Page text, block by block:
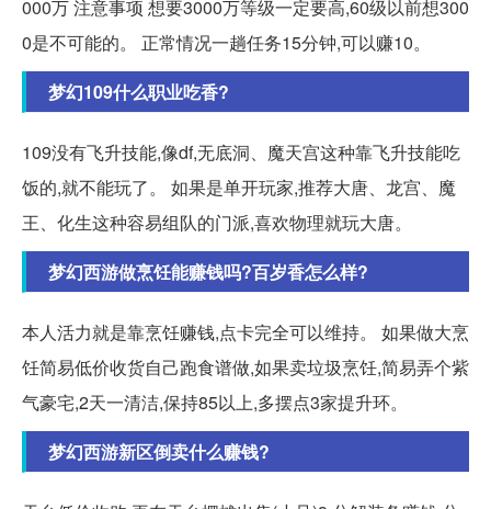
000万 注意事项 想要3000万等级一定要高,60级以前想300
0是不可能的。 正常情况一趟任务15分钟,可以赚10。
梦幻109什么职业吃香?
109没有飞升技能,像df,无底洞、魔天宫这种靠飞升技能吃
饭的,就不能玩了。 如果是单开玩家,推荐大唐、龙宫、魔
王、化生这种容易组队的门派,喜欢物理就玩大唐。
梦幻西游做烹饪能赚钱吗?百岁香怎么样?
本人活力就是靠烹饪赚钱,点卡完全可以维持。 如果做大烹
饪简易低价收货自己跑食谱做,如果卖垃圾烹饪,简易弄个紫
气豪宅,2天一清洁,保持85以上,多摆点3家提升环。
梦幻西游新区倒卖什么赚钱?